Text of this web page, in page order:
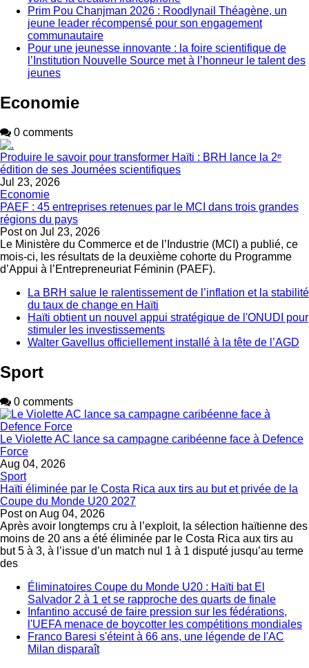
Prim Pou Chanjman 2026 : Roodlynail Théagène, un
jeune leader récompensé pour son engagement
communautaire
Pour une jeunesse innovante : la foire scientifique de
l’Institution Nouvelle Source met à l’honneur le talent des
jeunes
Economie
0 comments
Produire le savoir pour transformer Haïti : BRH lance la 2ᵉ
édition de ses Journées scientifiques
Jul 23, 2026
Economie
PAEF : 45 entreprises retenues par le MCI dans trois grandes
régions du pays
Post on Jul 23, 2026
Le Ministère du Commerce et de l’Industrie (MCI) a publié, ce
mois-ci, les résultats de la deuxième cohorte du Programme
d’Appui à l’Entrepreneuriat Féminin (PAEF).
La BRH salue le ralentissement de l’inflation et la stabilité
du taux de change en Haïti
Haïti obtient un nouvel appui stratégique de l'ONUDI pour
stimuler les investissements
Walter Gavellus officiellement installé à la tête de l’AGD
Sport
0 comments
Le Violette AC lance sa campagne caribéenne face à Defence
Force
Aug 04, 2026
Sport
Haïti éliminée par le Costa Rica aux tirs au but et privée de la
Coupe du Monde U20 2027
Post on Aug 04, 2026
Après avoir longtemps cru à l’exploit, la sélection haïtienne des
moins de 20 ans a été éliminée par le Costa Rica aux tirs au
but 5 à 3, à l’issue d’un match nul 1 à 1 disputé jusqu’au terme
des
Éliminatoires Coupe du Monde U20 : Haïti bat El
Salvador 2 à 1 et se rapproche des quarts de finale
Infantino accusé de faire pression sur les fédérations,
l'UEFA menace de boycotter les compétitions mondiales
Franco Baresi s'éteint à 66 ans, une légende de l'AC
Milan disparaît